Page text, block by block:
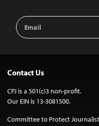
Email
Address
Contact Us
CPJ is a 501(c)3 non-profit.
Our EIN is 13-3081500.
Committee to Protect